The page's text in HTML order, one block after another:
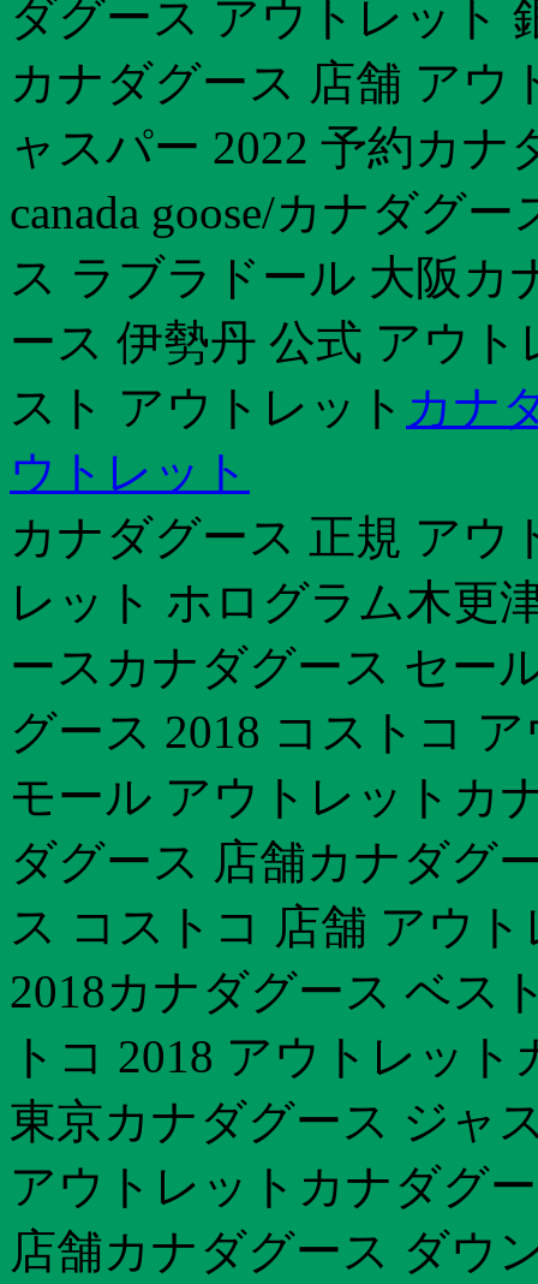
ダグース アウトレット
カナダグース 店舗 アウ
ャスパー 2022 予約カ
canada goose/カナダグ
ス ラブラドール 大阪カ
ース 伊勢丹 公式 アウ
スト アウトレット カナ
ウトレット
カナダグース 正規 アウ
レット ホログラム木更
ースカナダグース セー
グース 2018 コストコ
モール アウトレットカ
ダグース 店舗カナダグ
ス コストコ 店舗 アウ
2018カナダグース ベス
トコ 2018 アウトレッ
東京カナダグース ジャ
アウトレットカナダグ
店舗カナダグース ダウ